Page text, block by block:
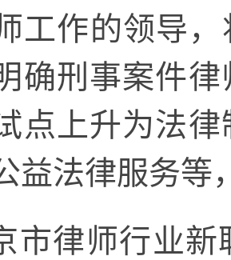
工作的领导
确刑事案件
点上升为法
益法律服务等
市律师行业